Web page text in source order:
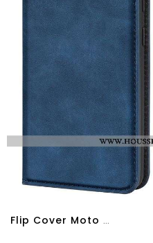
Flip Cover Moto G51 5G Effet Cuir Douceur Soie